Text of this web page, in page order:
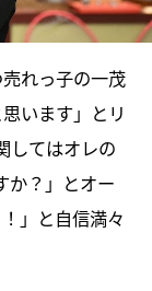
れっ子の一茂
います」とリ
してはオレの
か？」とオー
」と自信満々